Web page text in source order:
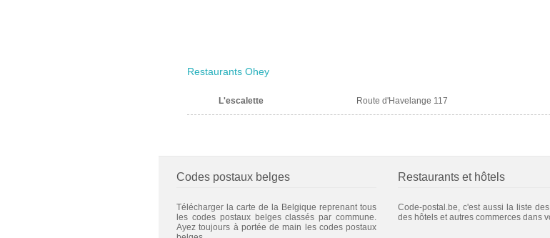
Restaurants Ohey
L'escalette Route d'Havelange 117
Codes postaux belges
Télécharger la carte de la Belgique reprenant tous
les codes postaux belges classés par commune.
Ayez toujours à portée de main les codes postaux
Restaurants et hôtels
Code-postal.be, c'est aussi la liste des
des hôtels et autres commerces dans